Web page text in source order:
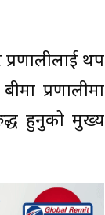
प्रणालीलाई थप
प्रणालीमा
हुनुको मुख्य